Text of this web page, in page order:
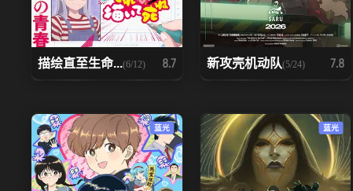
描绘直至生命...(6/12) 8.7 新攻壳机动队(5/24) 7.8
蓝光 蓝光